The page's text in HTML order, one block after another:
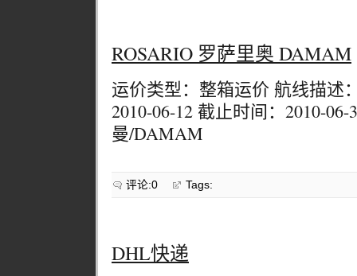
ROSARIO 罗萨里奥 DAMAM
运价类型：整箱运价 航线描述
2010-06-12 截止时间：2010-
曼/DAMAM
评论:0 Tags:
DHL快递